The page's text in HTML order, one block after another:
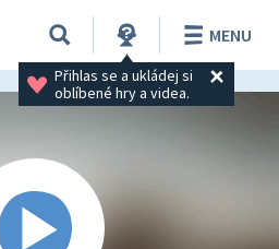
Přihlas se a ukládej si
oblíbené hry a videa.
MENU